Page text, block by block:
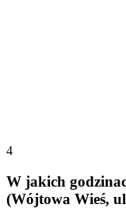
4
W jakich
(Wójtowa Wieś,